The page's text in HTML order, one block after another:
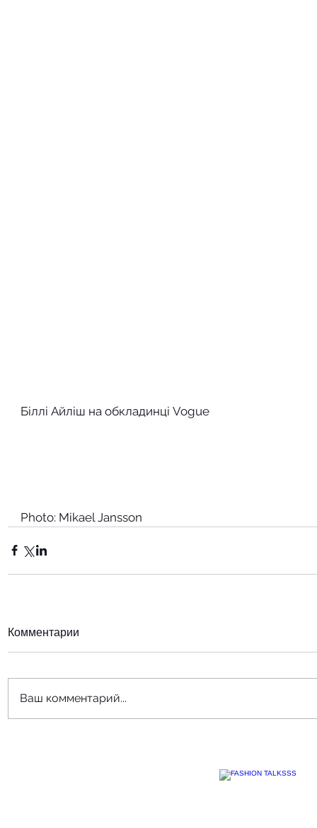
Біллі Айліш на обкладинці Vogue
Photo: Mikael Jansson
Комментарии
Ваш комментарий...